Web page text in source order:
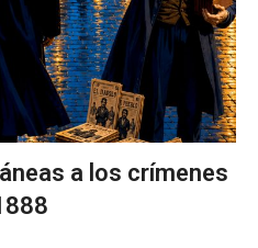
a los crímenes